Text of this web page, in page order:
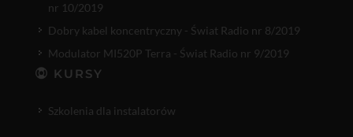
nr 10/2019
Dobry kabel koncentryczny - Świat Radio nr 8/2019
Modulator MI520P Terra - Świat Radio nr 9/2019
KURSY
Szkolenia dla instalatorów